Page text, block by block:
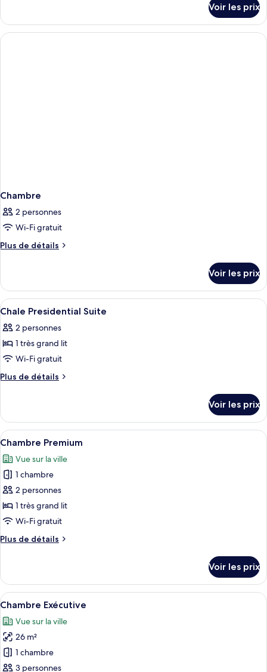
chambre :
Executive
Suite
le
type
de
Voir les prix
Chambre
2 personnes
Wi-Fi gratuit
Plus de détails
Plus
le
type
de
Chambre
Voir les prix
Afficher
toutes
les
photos
pour
ce
chambre :
Chale
Presidential
Suite
Minibar, coffres-forts dans les
12
Chale Presidential Suite
2 personnes
1 très grand lit
Wi-Fi gratuit
Plus de détails
Plus
le
type
de
Chale
Presidential
Voir les prix
Afficher
toutes
les
photos
pour
ce
type
chambre :
Une chambre d’hôtel comprenant
14
Chambre Premium
Vue sur la ville
1 chambre
2 personnes
1 très grand lit
Wi-Fi gratuit
Plus de détails
Plus
le
type
de
Chambre
Premium
Voir les prix
Afficher
toutes
les
photos
pour
ce
Minibar, coffres-forts dans les
12
Chambre Exécutive
Vue sur la ville
26 m²
1 chambre
3 personnes